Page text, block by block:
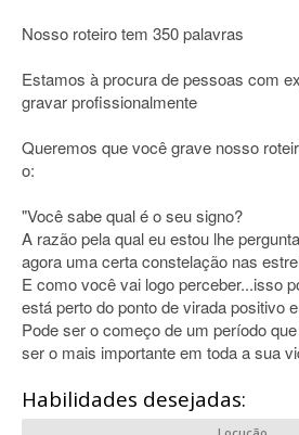
Nosso roteiro tem 350 palavras
Estamos à procura de pessoas com
gravar profissionalmente
Queremos que você grave nosso
o:
"Você sabe qual é o seu signo?
A razão pela qual eu estou lhe
agora uma certa constelação nas
E como você vai logo perceber...isso
está perto do ponto de virada positivo
Pode ser o começo de um período
ser o mais importante em toda a sua
Habilidades desejadas: